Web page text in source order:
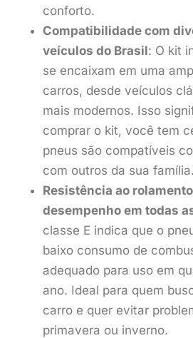
conforto.
Compatibilidade com
veículos do Brasil: O kit
se encaixam em uma
carros, desde veículos
mais modernos. Isso
comprar o kit, você tem
pneus são compatíveis
com outros da sua família.
Resistência ao
desempenho em todas
classe E indica que o
baixo consumo de
adequado para uso em
ano. Ideal para quem
carro e quer evitar
primavera ou inverno.